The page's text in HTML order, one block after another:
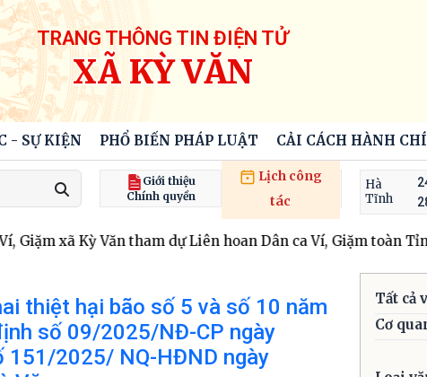
TRANG THÔNG TIN ĐIỆN TỬ
XÃ KỲ VĂN
- SỰ KIỆN PHỔ BIẾN PHÁP LUẬT CẢI CÁCH HÀNH
Giới thiệu
Chính quyền
Lịch công
tác
Hà
Tĩnh
Giặm xã Kỳ Văn tham dự Liên hoan Dân ca Ví, Giặm toàn Tỉnh
thiệt hại bão số 5 và số 10 năm
số 09/2025/NĐ-CP ngày
151/2025/ NQ-HĐND ngày
Tất cả
Cơ